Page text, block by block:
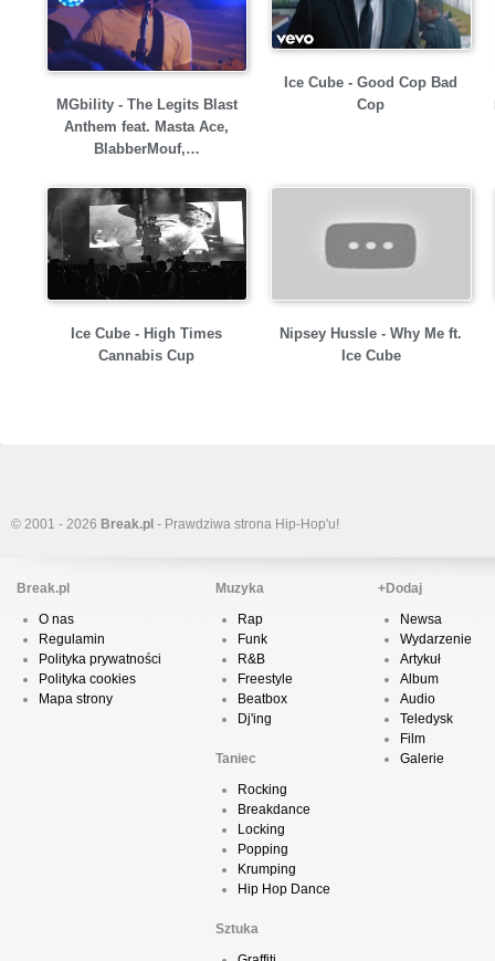
MGbility - The Legits Blast
Anthem feat. Masta Ace,
BlabberMouf,…
Ice Cube - Good Cop Bad
Cop
Ice Cube - High Times
Cannabis Cup
Nipsey Hussle - Why Me ft.
Ice Cube
© 2001 - 2026 Break.pl - Prawdziwa strona Hip-Hop'u!
Break.pl
O nas
Regulamin
Polityka prywatności
Polityka cookies
Mapa strony
Muzyka
Rap
Funk
R&B
Freestyle
Beatbox
Dj'ing
Taniec
Rocking
Breakdance
Locking
Popping
Krumping
Hip Hop Dance
Sztuka
+Dodaj
Newsa
Wydarzenie
Artykuł
Album
Audio
Teledysk
Film
Galerie